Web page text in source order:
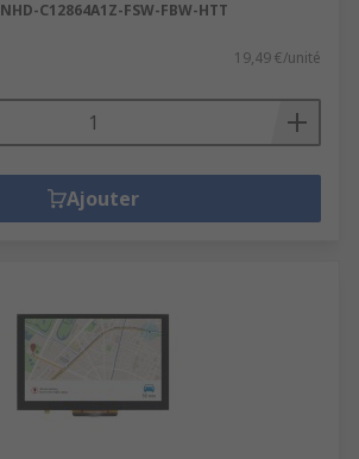
NHD-C12864A1Z-FSW-FBW-HTT
19,49 €/unité
Ajouter